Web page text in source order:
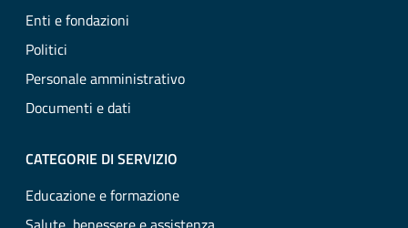
Enti e fondazioni
Politici
Personale amministrativo
Documenti e dati
CATEGORIE DI SERVIZIO
Educazione e formazione